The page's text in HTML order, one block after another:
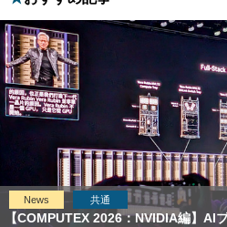
News 共通
【COMPUTEX 2026：NVIDIA編】AI